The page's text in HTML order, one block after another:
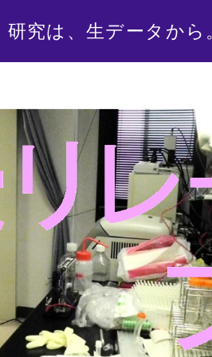
究は、生データから